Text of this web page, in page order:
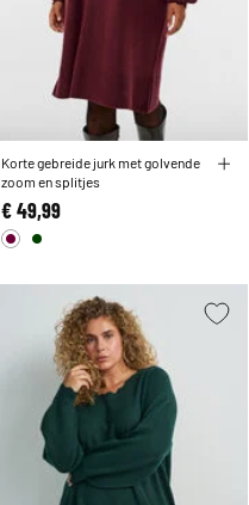
Korte gebreide jurk met golvende
zoom en splitjes
€ 49,99